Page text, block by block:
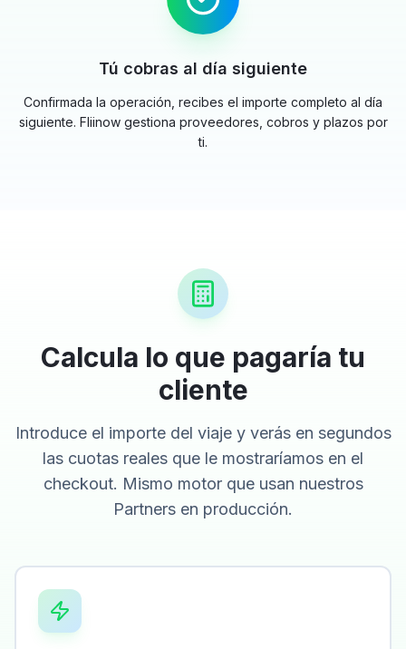
Tú cobras al día siguiente
Confirmada la operación, recibes el importe completo al día
siguiente. Fliinow gestiona proveedores, cobros y plazos por
ti.
Calcula lo que pagaría tu
cliente
Introduce el importe del viaje y verás en segundos
las cuotas reales que le mostraríamos en el
checkout. Mismo motor que usan nuestros
Partners en producción.